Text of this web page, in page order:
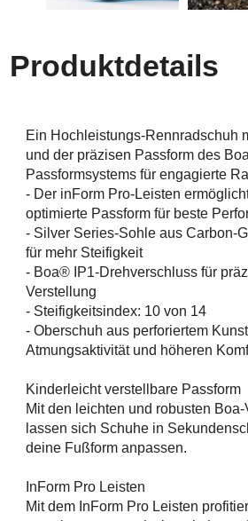
Produktdetails
Ein Hochleistungs-Rennradschuh
und der präzisen Passform des
Passformsystems für engagierte
- Der inForm Pro-Leisten
optimierte Passform für beste
- Silver Series-Sohle aus Carbon-
für mehr Steifigkeit
- Boa® IP1-Drehverschluss für
Verstellung
- Steifigkeitsindex: 10 von 14
- Oberschuh aus perforiertem
Atmungsaktivität und höheren
Kinderleicht verstellbare Passform
Mit den leichten und robusten
lassen sich Schuhe in
deine Fußform anpassen.
InForm Pro Leisten
Mit dem InForm Pro Leisten